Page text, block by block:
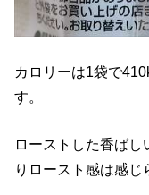
カロリーは1袋で
す。
ローストした香ばし
りロースト感は感じ